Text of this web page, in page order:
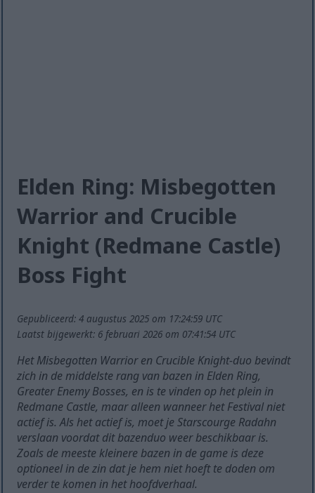
Elden Ring: Misbegotten
Warrior and Crucible
Knight (Redmane Castle)
Boss Fight
Gepubliceerd: 4 augustus 2025 om 17:24:59 UTC
Laatst bijgewerkt: 6 februari 2026 om 07:41:54 UTC
Het Misbegotten Warrior en Crucible Knight-duo bevindt
zich in de middelste rang van bazen in Elden Ring,
Greater Enemy Bosses, en is te vinden op het plein in
Redmane Castle, maar alleen wanneer het Festival niet
actief is. Als het actief is, moet je Starscourge Radahn
verslaan voordat dit bazenduo weer beschikbaar is.
Zoals de meeste kleinere bazen in de game is deze
optioneel in de zin dat je hem niet hoeft te doden om
verder te komen in het hoofdverhaal.